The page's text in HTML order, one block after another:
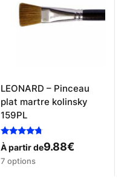
LEONARD – Pinceau
plat martre kolinsky
159PL
Note
4.50
sur 5
À partir de9.88€
Ce
7 options